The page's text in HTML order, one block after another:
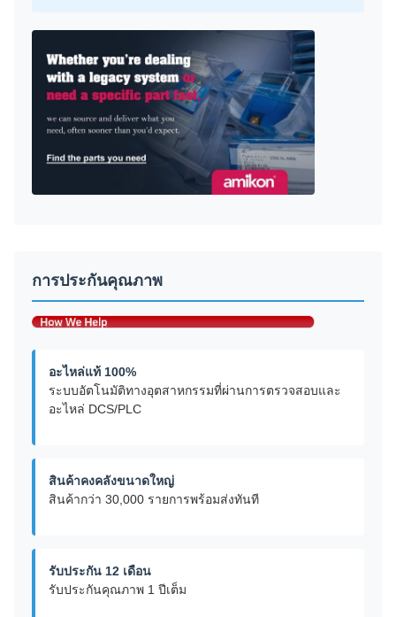
การประกันคุณภาพ
อะไหล่แท้ 100%
ระบบอัตโนมัติทางอุตสาหกรรมที่ผ่านการตรวจสอบและ
อะไหล่ DCS/PLC
สินค้าคงคลังขนาดใหญ่
สินค้ากว่า 30,000 รายการพร้อมส่งทันที
รับประกัน 12 เดือน
รับประกันคุณภาพ 1 ปีเต็ม